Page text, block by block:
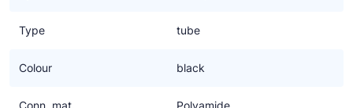
Type tube
Colour black
Conn. mat. Polyamide